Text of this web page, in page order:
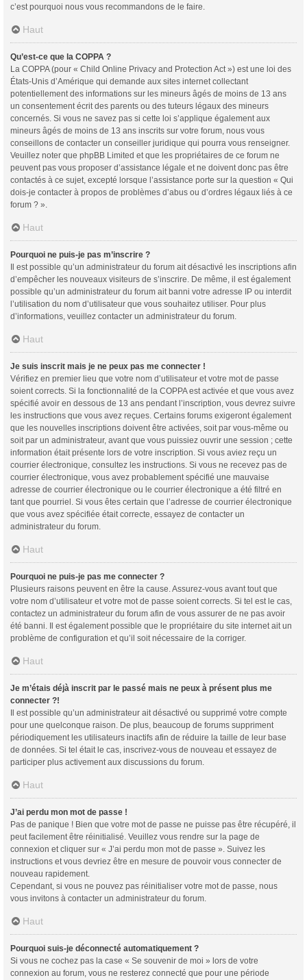
c’est pourquoi nous vous recommandons de le faire.
Haut
Qu’est-ce que la COPPA ?
La COPPA (pour « Child Online Privacy and Protection Act ») est une loi des
États-Unis d’Amérique qui demande aux sites internet collectant
potentiellement des informations sur les mineurs âgés de moins de 13 ans
un consentement écrit des parents ou des tuteurs légaux des mineurs
concernés. Si vous ne savez pas si cette loi s’applique également aux
mineurs âgés de moins de 13 ans inscrits sur votre forum, nous vous
conseillons de contacter un conseiller juridique qui pourra vous renseigner.
Veuillez noter que phpBB Limited et que les propriétaires de ce forum ne
peuvent pas vous proposer d’assistance légale et ne doivent donc pas être
contactés à ce sujet, excepté lorsque l’assistance porte sur la question « Qui
dois-je contacter à propos de problèmes d’abus ou d’ordres légaux liés à ce
forum ? ».
Haut
Pourquoi ne puis-je pas m’inscrire ?
Il est possible qu’un administrateur du forum ait désactivé les inscriptions afin
d’empêcher les nouveaux visiteurs de s’inscrire. De même, il est également
possible qu’un administrateur du forum ait banni votre adresse IP ou interdit
l’utilisation du nom d’utilisateur que vous souhaitez utiliser. Pour plus
d’informations, veuillez contacter un administrateur du forum.
Haut
Je suis inscrit mais je ne peux pas me connecter !
Vérifiez en premier lieu que votre nom d’utilisateur et votre mot de passe
soient corrects. Si la fonctionnalité de la COPPA est activée et que vous avez
spécifié avoir en dessous de 13 ans pendant l’inscription, vous devrez suivre
les instructions que vous avez reçues. Certains forums exigeront également
que les nouvelles inscriptions doivent être activées, soit par vous-même ou
soit par un administrateur, avant que vous puissiez ouvrir une session ; cette
information était présente lors de votre inscription. Si vous aviez reçu un
courrier électronique, consultez les instructions. Si vous ne recevez pas de
courrier électronique, vous avez probablement spécifié une mauvaise
adresse de courrier électronique ou le courrier électronique a été filtré en
tant que pourriel. Si vous êtes certain que l’adresse de courrier électronique
que vous avez spécifiée était correcte, essayez de contacter un
administrateur du forum.
Haut
Pourquoi ne puis-je pas me connecter ?
Plusieurs raisons peuvent en être la cause. Assurez-vous avant tout que
votre nom d’utilisateur et votre mot de passe soient corrects. Si tel est le cas,
contactez un administrateur du forum afin de vous assurer de ne pas avoir
été banni. Il est également possible que le propriétaire du site internet ait un
problème de configuration et qu’il soit nécessaire de la corriger.
Haut
Je m’étais déjà inscrit par le passé mais ne peux à présent plus me
connecter ?!
Il est possible qu’un administrateur ait désactivé ou supprimé votre compte
pour une quelconque raison. De plus, beaucoup de forums suppriment
périodiquement les utilisateurs inactifs afin de réduire la taille de leur base
de données. Si tel était le cas, inscrivez-vous de nouveau et essayez de
participer plus activement aux discussions du forum.
Haut
J’ai perdu mon mot de passe !
Pas de panique ! Bien que votre mot de passe ne puisse pas être récupéré, il
peut facilement être réinitialisé. Veuillez vous rendre sur la page de
connexion et cliquer sur « J’ai perdu mon mot de passe ». Suivez les
instructions et vous devriez être en mesure de pouvoir vous connecter de
nouveau rapidement.
Cependant, si vous ne pouvez pas réinitialiser votre mot de passe, nous
vous invitons à contacter un administrateur du forum.
Haut
Pourquoi suis-je déconnecté automatiquement ?
Si vous ne cochez pas la case « Se souvenir de moi » lors de votre
connexion au forum, vous ne resterez connecté que pour une période